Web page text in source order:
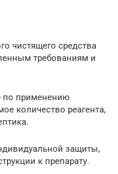
чистящего средства
требованиям и
по применению
количество реагента,
защиты,
к препарату.